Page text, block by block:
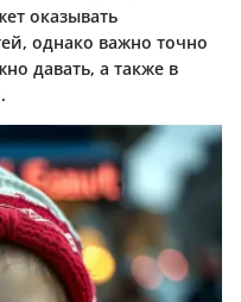
оказывать
однако важно точно
давать, а также в